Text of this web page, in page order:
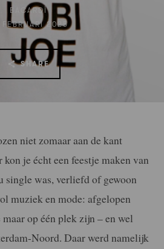
BACARDÍ
2025
SHARE
niet zomaar aan de kant
je écht een feestje maken van
single was, verliefd of gewoon
muziek en mode: afgelopen
op één plek zijn – en wel
Noord. Daar werd namelijk